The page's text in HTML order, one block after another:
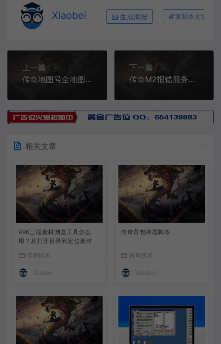
Xiaobei 生成海报 复制本文链接
上一篇：
传奇地图号全地图信息对比，加上小地图代码基本完整
下一篇：
传奇M2报错服务器启动异常！！！Field 'Expand3' not found如何解决
相关文章
996三端素材浏览工具怎么
用？从打开目录到定位素材
传奇技术
Xiaobei
传奇背包神器脚本
传奇技术
Xiaobei